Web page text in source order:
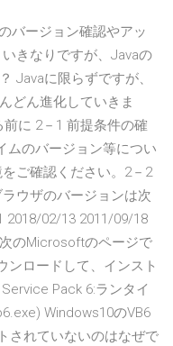
バージョン確認やアッ
きなりですが、Javaの
Javaに限らずですが、
どん進化していきま
に 2－1 前提条件の確
ムのバージョン等につい
ご確認ください。2－2
ウザのバージョンは次
2018/02/13 2011/09/18
のMicrosoftのページで
ンロードして、インスト
Pack 6:ランタイ
Windows10のVB6
されていないのはなぜで